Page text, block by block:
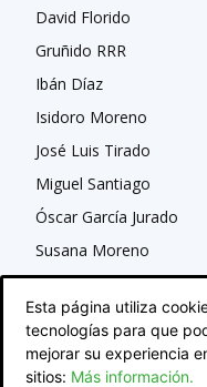
David Florido
Gruñido RRR
Ibán Díaz
Isidoro Moreno
José Luis Tirado
Miguel Santiago
Óscar García Jurado
Susana Moreno
© Newspaper
Esta página utiliza
tecnologías para que
mejorar su experiencia
sitios: Más información.